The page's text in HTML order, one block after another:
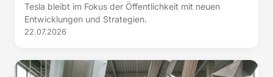
Tesla bleibt im Fokus der Öffentlichkeit mit neuen
Entwicklungen und Strategien.
22.07.2026